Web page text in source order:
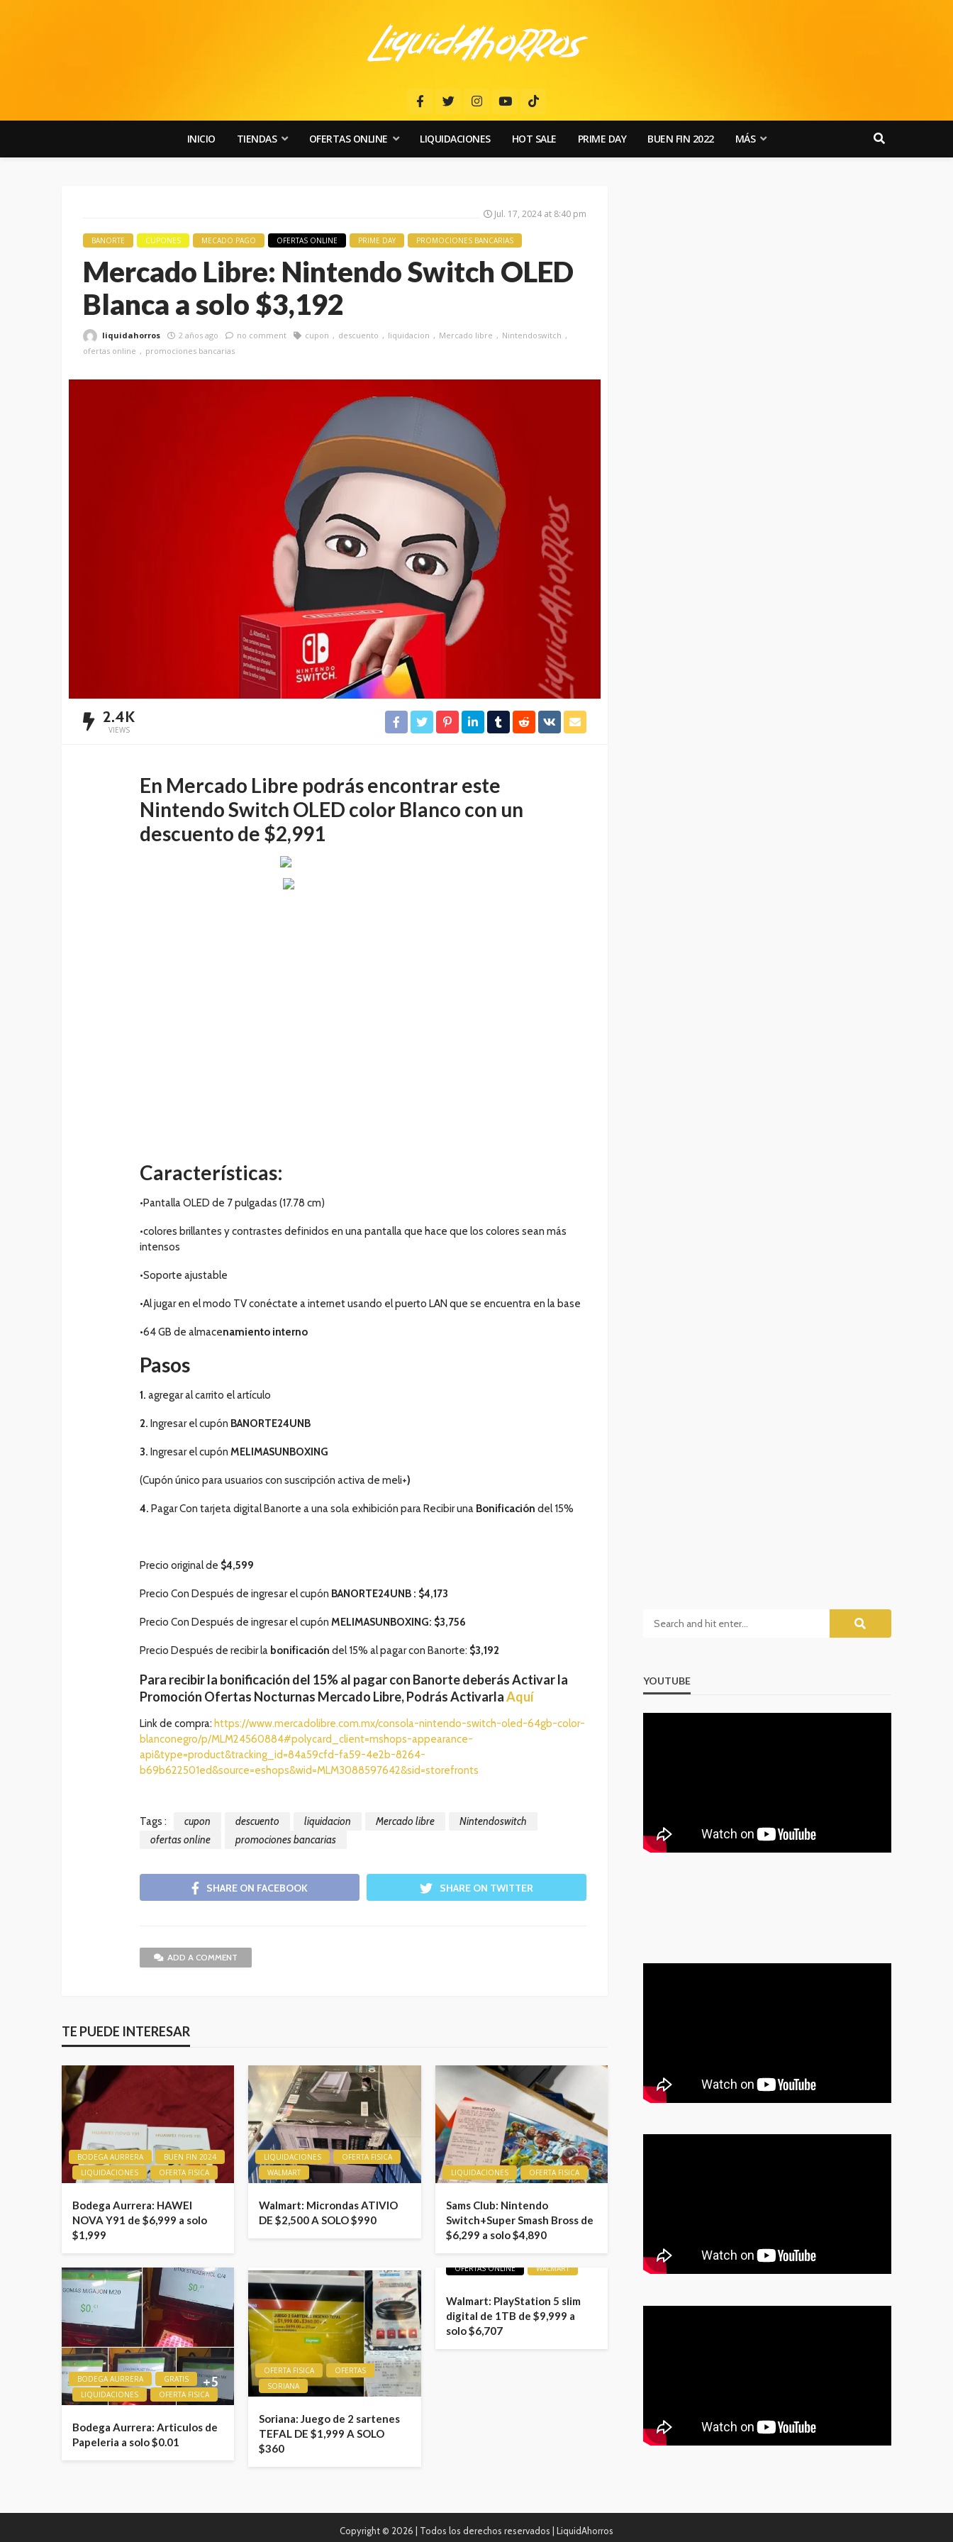
INICIO TIENDAS OFERTAS ONLINE LIQUIDACIONES HOT SALE PRIME DAY BUEN FIN 2022 MÁS
Jul. 17, 2024 at 8:40 pm
BANORTE CUPONES MECADO PAGO OFERTAS ONLINE PRIME DAY PROMOCIONES BANCARIAS
Mercado Libre: Nintendo Switch OLED
Blanca a solo $3,192
liquidahorros 2 años ago no comment cupon descuento liquidacion Mercado libre
Nintendoswitch
ofertas online
promociones bancarias
2.4K
VIEWS
En Mercado Libre podrás encontrar este
Nintendo Switch OLED color Blanco con un
descuento de $2,991
Características:
•Pantalla OLED de 7 pulgadas (17.78 cm)
•colores brillantes y contrastes definidos en una pantalla que hace que los colores sean más
intensos
•Soporte ajustable
•Al jugar en el modo TV conéctate a internet usando el puerto LAN que se encuentra en la base
•64 GB de almacenamiento interno
Pasos
1. agregar al carrito el artículo
2. Ingresar el cupón BANORTE24UNB
3. Ingresar el cupón MELIMASUNBOXING
(Cupón único para usuarios con suscripción activa de meli+)
4. Pagar Con tarjeta digital Banorte a una sola exhibición para Recibir una Bonificación del 15%
Precio original de $4,599
Precio Con Después de ingresar el cupón BANORTE24UNB : $4,173
Precio Con Después de ingresar el cupón MELIMASUNBOXING: $3,756
Precio Después de recibir la bonificación del 15% al pagar con Banorte: $3,192
Para recibir la bonificación del 15% al pagar con Banorte deberás Activar la
Promoción Ofertas Nocturnas Mercado Libre,Podrás ActivarlaAquí
Link de compra: https://www.mercadolibre.com.mx/consola-nintendo-switch-oled-64gb-color-
blanconegro/p/MLM24560884#polycard_client=mshops-appearance-
api&type=product&tracking_id=84a59cfd-fa59-4e2b-8264-
b69b622501ed&source=eshops&wid=MLM3088597642&sid=storefronts
Tags : cupon descuento liquidacion Mercado libre
Nintendoswitch
ofertas online
promociones bancarias
SHARE ON FACEBOOK SHARE ON TWITTER
ADD A COMMENT
TE PUEDE INTERESAR
BODEGA AURRERA
BUEN FIN 2024
LIQUIDACIONES
OFERTA FISICA
Bodega Aurrera: HAWEI
NOVA Y91 de $6,999 a solo
$1,999
LIQUIDACIONES
OFERTA FISICA
WALMART
Walmart: Microndas ATIVIO
DE $2,500 A SOLO $990
LIQUIDACIONES OFERTA FISICA
Sams Club: Nintendo
Switch+Super Smash Bross de
$6,299 a solo $4,890
BODEGA AURRERA
GRATIS
LIQUIDACIONES
OFERTA FISICA
Bodega Aurrera: Articulos de
Papeleria a solo $0.01
OFERTA FISICA
OFERTAS
SORIANA
Soriana: Juego de 2 sartenes
TEFAL DE $1,999 A SOLO
$360
LIQUIDACIONES
OFERTAS
OFERTAS ONLINE
WALMART
Walmart: PlayStation 5 slim
digital de 1TB de $9,999 a
solo $6,707
YOUTUBE
Copyright © 2026 | Todos los derechos reservados | LiquidAhorros